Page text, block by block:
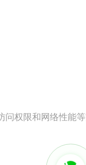
问权限和网络性能